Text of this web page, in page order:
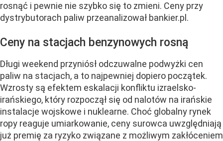
rosnąć i pewnie nie szybko się to zmieni. Ceny przy
dystrybutorach paliw przeanalizował bankier.pl.
Ceny na stacjach benzynowych rosną
Długi weekend przyniósł odczuwalne podwyżki cen
paliw na stacjach, a to najpewniej dopiero początek.
Wzrosty są efektem eskalacji konfliktu izraelsko-
irańskiego, który rozpoczął się od nalotów na irańskie
instalacje wojskowe i nuklearne. Choć globalny rynek
ropy reaguje umiarkowanie, ceny surowca uwzględniają
już premię za ryzyko związane z możliwym zakłóceniem